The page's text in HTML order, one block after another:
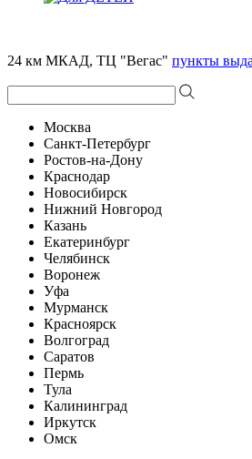
24 км МКАД, ТЦ "Вегас" пункты
Москва
Санкт-Петербург
Ростов-на-Дону
Краснодар
Новосибирск
Нижний Новгород
Казань
Екатеринбург
Челябинск
Воронеж
Уфа
Мурманск
Красноярск
Волгоград
Саратов
Пермь
Тула
Калининград
Иркутск
Омск